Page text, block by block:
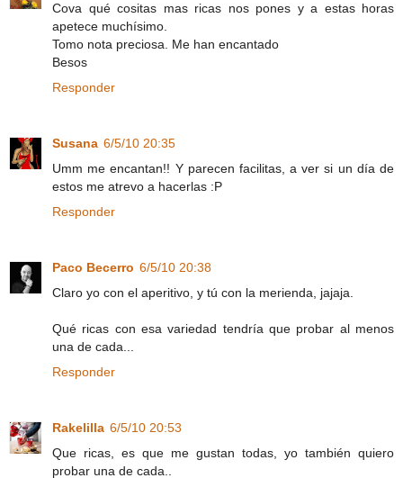
Cova qué cositas mas ricas nos pones y a estas horas
apetece muchísimo.
Tomo nota preciosa. Me han encantado
Besos
Responder
Susana 6/5/10 20:35
Umm me encantan!! Y parecen facilitas, a ver si un día de
estos me atrevo a hacerlas :P
Responder
Paco Becerro 6/5/10 20:38
Claro yo con el aperitivo, y tú con la merienda, jajaja.
Qué ricas con esa variedad tendría que probar al menos
una de cada...
Responder
Rakelilla 6/5/10 20:53
Que ricas, es que me gustan todas, yo también quiero
probar una de cada..